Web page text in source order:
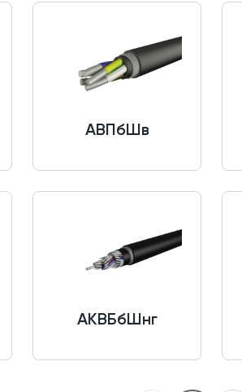
АВПбШв
АКВБбШнг